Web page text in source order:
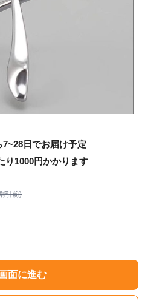
日でお届け予定
り 1000円かかります
引前)
面に進む